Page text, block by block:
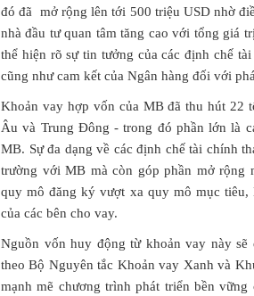
đó đã mở rộng lên tới 500 triệu USD nhờ
nhà đầu tư quan tâm tăng cao với tổng giá
thể hiện rõ sự tin tưởng của các định chế
cũng như cam kết của Ngân hàng đối với
Khoản vay hợp vốn của MB đã thu hút 22
Âu và Trung Đông - trong đó phần lớn là
MB. Sự đa dạng về các định chế tài chính
trường với MB mà còn góp phần mở rộng
quy mô đăng ký vượt xa quy mô mục
của các bên cho vay.
Nguồn vốn huy động từ khoản vay này
theo Bộ Nguyên tắc Khoản vay Xanh và
mạnh mẽ chương trình phát triển bền